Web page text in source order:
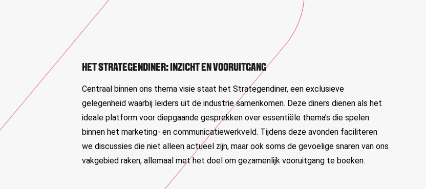
HET STRATEGENDINER: INZICHT EN VOORUITGANG
Centraal binnen ons thema visie staat het Strategendiner, een exclusieve
gelegenheid waarbij leiders uit de industrie samenkomen. Deze diners dienen als het
ideale platform voor diepgaande gesprekken over essentiële thema’s die spelen
binnen het marketing- en communicatiewerkveld. Tijdens deze avonden faciliteren
we discussies die niet alleen actueel zijn, maar ook soms de gevoelige snaren van ons
vakgebied raken, allemaal met het doel om gezamenlijk vooruitgang te boeken.